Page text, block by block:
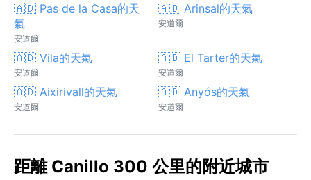
🇦🇩 Pas de la Casa的天
氣
安道爾
🇦🇩 Arinsal的天氣
安道爾
🇦🇩 Vila的天氣
安道爾
🇦🇩 El Tarter的天氣
安道爾
🇦🇩 Aixirivall的天氣
安道爾
🇦🇩 Anyós的天氣
安道爾
距離 Canillo 300 公里的附近城市